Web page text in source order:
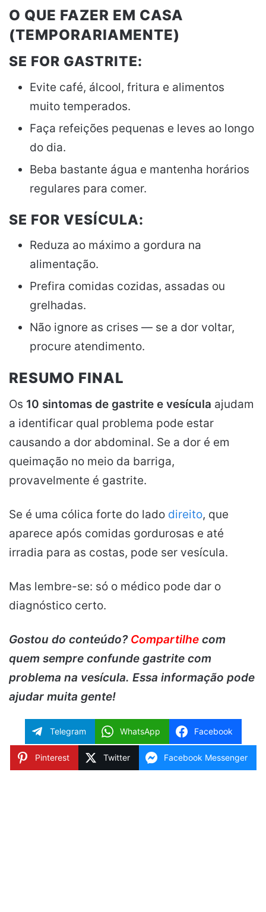
O QUE FAZER EM CASA
(TEMPORARIAMENTE)
SE FOR GASTRITE:
Evite café, álcool, fritura e alimentos
muito temperados.
Faça refeições pequenas e leves ao longo
do dia.
Beba bastante água e mantenha horários
regulares para comer.
SE FOR VESÍCULA:
Reduza ao máximo a gordura na
alimentação.
Prefira comidas cozidas, assadas ou
grelhadas.
Não ignore as crises — se a dor voltar,
procure atendimento.
RESUMO FINAL
Os 10 sintomas de gastrite e vesícula ajudam
a identificar qual problema pode estar
causando a dor abdominal. Se a dor é em
queimação no meio da barriga,
provavelmente é gastrite.
Se é uma cólica forte do lado direito, que
aparece após comidas gordurosas e até
irradia para as costas, pode ser vesícula.
Mas lembre-se: só o médico pode dar o
diagnóstico certo.
Gostou do conteúdo? Compartilhe com
quem sempre confunde gastrite com
problema na vesícula. Essa informação pode
ajudar muita gente!
Telegram WhatsApp Facebook
Pinterest Twitter Facebook Messenger